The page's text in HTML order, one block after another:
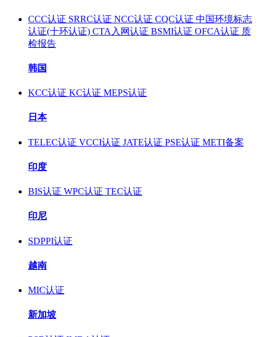
CCC认证 SRRC认证 NCC认证 CQC认证 中国环境标志
认证(十环认证) CTA入网认证 BSMI认证 OFCA认证 质
检报告
韩国
KCC认证 KC认证 MEPS认证
日本
TELEC认证 VCCI认证 JATE认证 PSE认证 METI备案
印度
BIS认证 WPC认证 TEC认证
印尼
SDPPI认证
越南
MIC认证
新加坡